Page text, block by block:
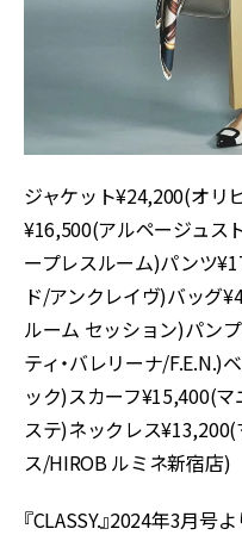
ジャケット¥24,200(オリ
¥16,500(アルページュス
ープレスルーム)パンツ
ド/アンクレイヴ)バッグ
ルーム セッション)パンプ
ティ・バレリーナ/F.E.N.)
ック)スカーフ¥15,400(
ステ)ネックレス
ス/HIROB ルミネ新宿店)
『CLASSY.』2024年3月号よ